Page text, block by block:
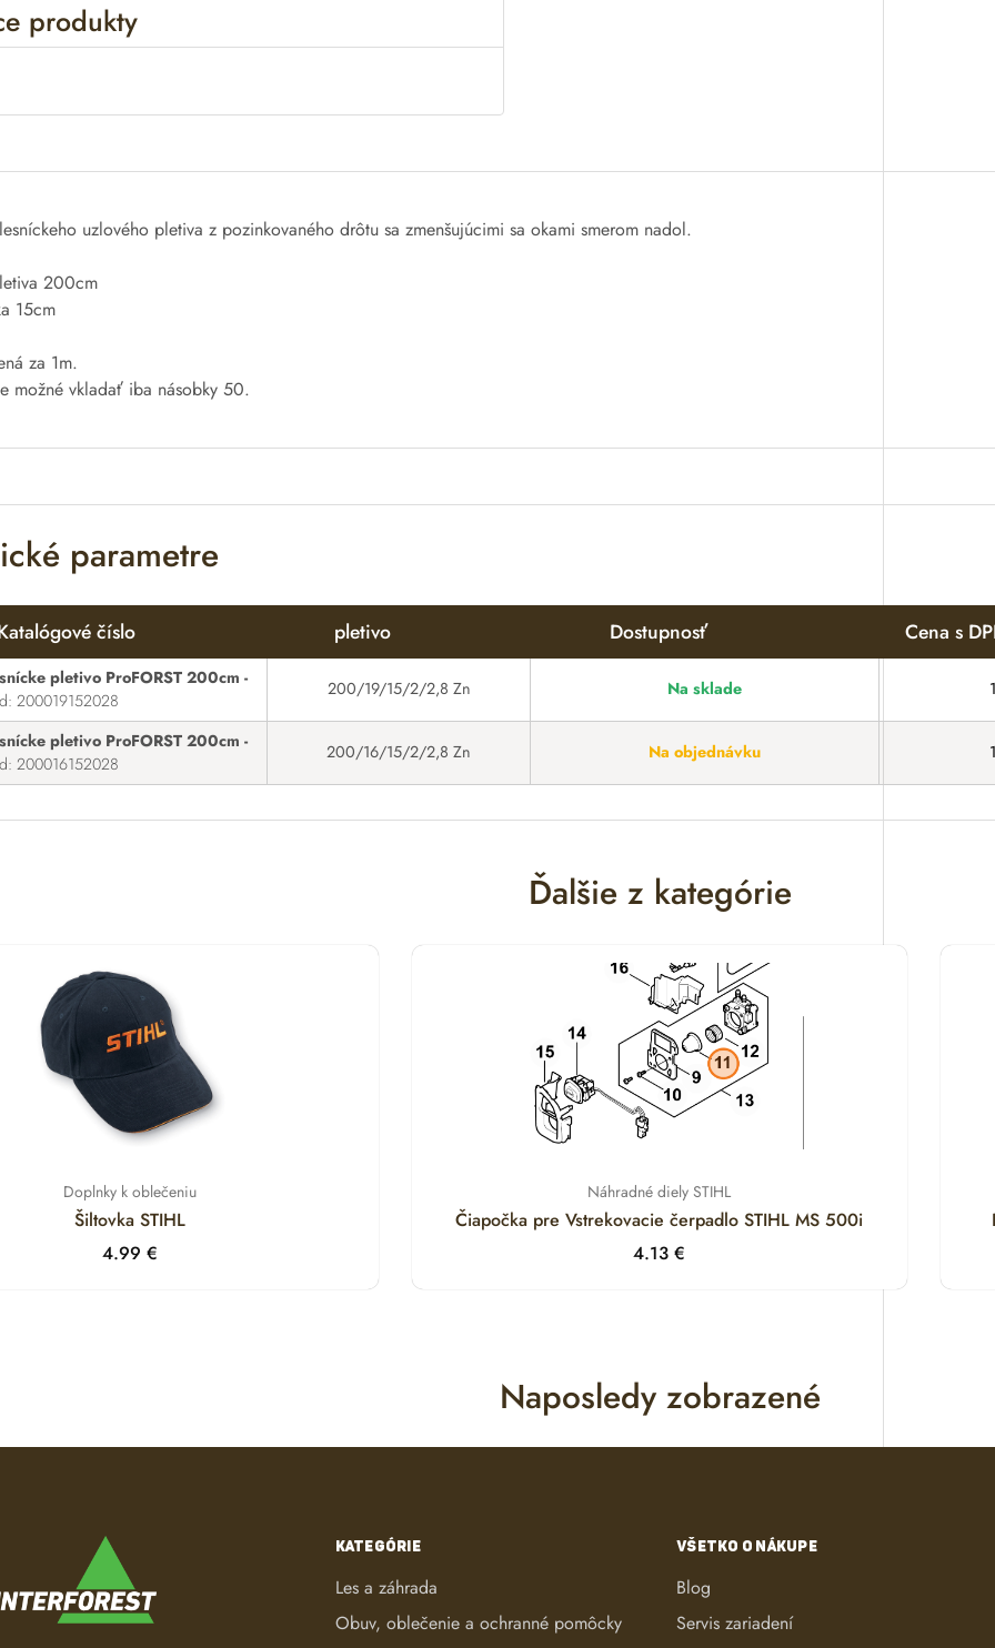
produkty
lesníckeho uzlového pletiva z pozinkovaného drôtu sa zmenšujúcimi sa okami smerom nadol.
200cm
15cm
za 1m.
možné vkladať iba násobky 50.
parametre
číslo pletivo Dostupnosť Cena s
pletivo ProFORST 200cm -
200019152028
200/19/15/2/2,8 Zn Na sklade
pletivo ProFORST 200cm -
200016152028
200/16/15/2/2,8 Zn Na objednávku
Ďalšie z kategórie
Doplnky k oblečeniu
Šiltovka STIHL
4.99€
Náhradné diely STIHL
Čiapočka pre Vstrekovacie čerpadlo STIHL MS 500i
4.13€
Naposledy zobrazené
KATEGÓRIE
Les a záhrada
Obuv, oblečenie a ochranné pomôcky
VŠETKO O NÁKUPE
Blog
Servis zariadení